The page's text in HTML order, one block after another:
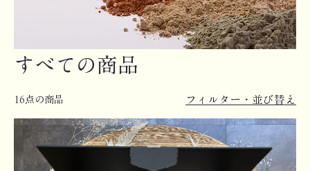
すべての商品
16点の商品 フィルター・並び替え